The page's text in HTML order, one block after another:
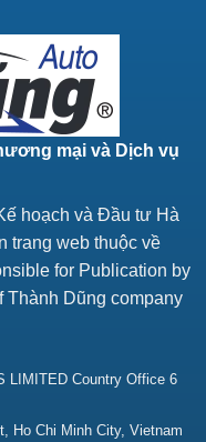
mại và Dịch vụ
hoạch và Đầu tư Hà
trang web thuộc về
for Publication by
Thành Dũng company
LIMITED Country Office 6
Ho Chi Minh City, Vietnam